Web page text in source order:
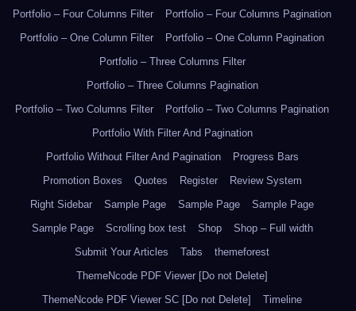
Portfolio – Four Columns Filter
Portfolio – Four Columns Pagination
Portfolio – One Column Filter
Portfolio – One Column Pagination
Portfolio – Three Columns Filter
Portfolio – Three Columns Pagination
Portfolio – Two Columns Filter
Portfolio – Two Columns Pagination
Portfolio With Filter And Pagination
Portfolio Without Filter And Pagination
Progress Bars
Promotion Boxes
Quotes Register
Review System
Right Sidebar
Sample Page Sample Page
Sample Page
Sample Page
Scrolling box test Shop
Shop – Full width
Submit Your Articles
Tabs
themeforest
ThemeNcode PDF Viewer [Do not Delete]
ThemeNcode PDF Viewer SC [Do not Delete]
Timeline